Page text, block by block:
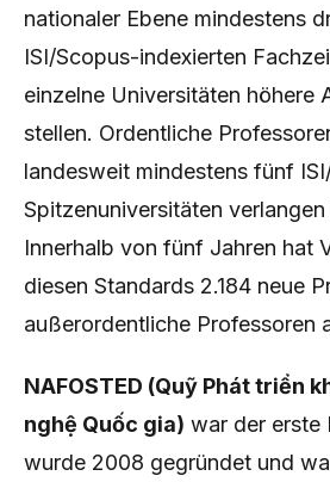
nationaler Ebene mindestens
ISI/Scopus-indexierten
einzelne Universitäten höhere
stellen. Ordentliche
landesweit mindestens fünf
Spitzenuniversitäten
Innerhalb von fünf Jahren hat
diesen Standards 2.184 neue
außerordentliche Professoren
NAFOSTED (Quỹ Phát triển
nghệ Quốc gia) war der erste
wurde 2008 gegründet und